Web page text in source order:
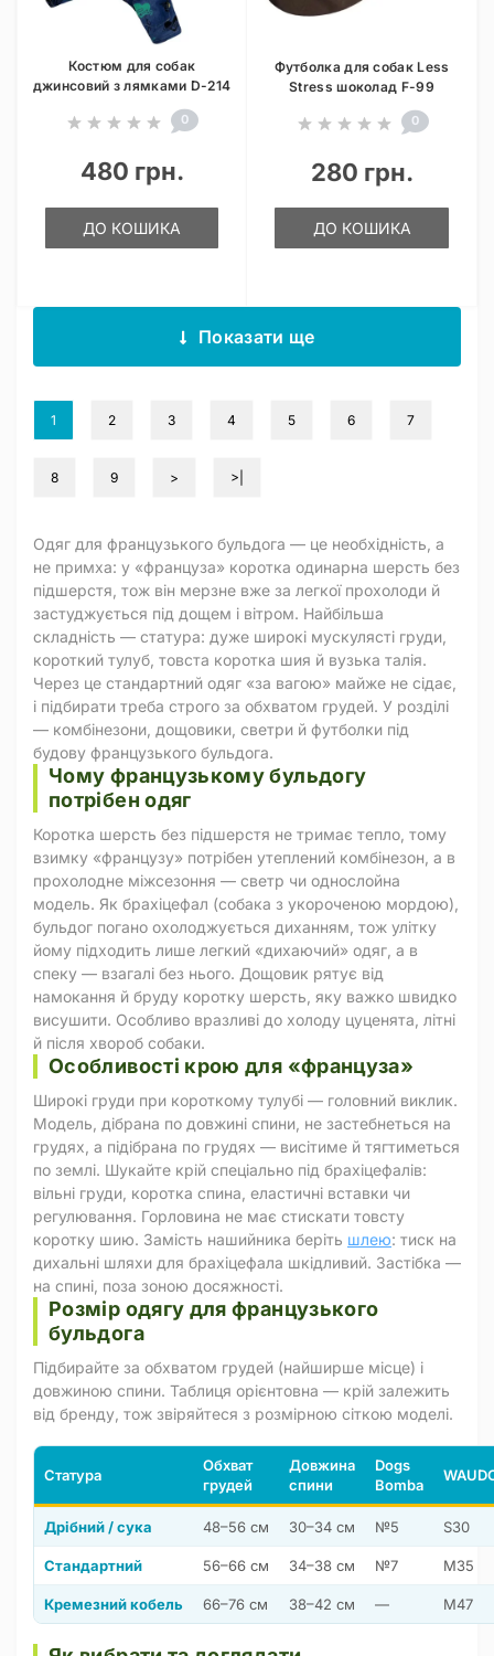
Костюм для собак
джинсовий з лямками D-214
0
480 грн.
ДО КОШИКА
Футболка для собак Less
Stress шоколад F-99
0
280 грн.
ДО КОШИКА
Показати ще
1 2 3 4 5 6 7
8 9 > >|
Одяг для французького бульдога — це необхідність, а
не примха: у «француза» коротка одинарна шерсть без
підшерстя, тож він мерзне вже за легкої прохолоди й
застуджується під дощем і вітром. Найбільша
складність — статура: дуже широкі мускулясті груди,
короткий тулуб, товста коротка шия й вузька талія.
Через це стандартний одяг «за вагою» майже не сідає,
і підбирати треба строго за обхватом грудей. У розділі
— комбінезони, дощовики, светри й футболки під
будову французького бульдога.
Чому французькому бульдогу
потрібен одяг
Коротка шерсть без підшерстя не тримає тепло, тому
взимку «французу» потрібен утеплений комбінезон, а в
прохолодне міжсезоння — светр чи однослойна
модель. Як брахіцефал (собака з укороченою мордою),
бульдог погано охолоджується диханням, тож улітку
йому підходить лише легкий «дихаючий» одяг, а в
спеку — взагалі без нього. Дощовик рятує від
намокання й бруду коротку шерсть, яку важко швидко
висушити. Особливо вразливі до холоду цуценята, літні
й після хвороб собаки.
Особливості крою для «француза»
Широкі груди при короткому тулубі — головний виклик.
Модель, дібрана по довжині спини, не застебнеться на
грудях, а підібрана по грудях — висітиме й тягтиметься
по землі. Шукайте крій спеціально під брахіцефалів:
вільні груди, коротка спина, еластичні вставки чи
регулювання. Горловина не має стискати товсту
коротку шию. Замість нашийника беріть шлею: тиск на
дихальні шляхи для брахіцефала шкідливий. Застібка —
на спині, поза зоною досяжності.
Розмір одягу для французького
бульдога
Підбирайте за обхватом грудей (найширше місце) і
довжиною спини. Таблиця орієнтовна — крій залежить
від бренду, тож звіряйтеся з розмірною сіткою моделі.
Статура
Обхват
грудей
Довжина
спини
Dogs
Bomba
Дрібний / сука 48–56 см 30–34 см №5 S30
Стандартний 56–66 см 34–38 см №7 M35
Кремезний кобель 66–76 см 38–42 см — M47